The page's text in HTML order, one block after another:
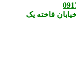
فاخته یک